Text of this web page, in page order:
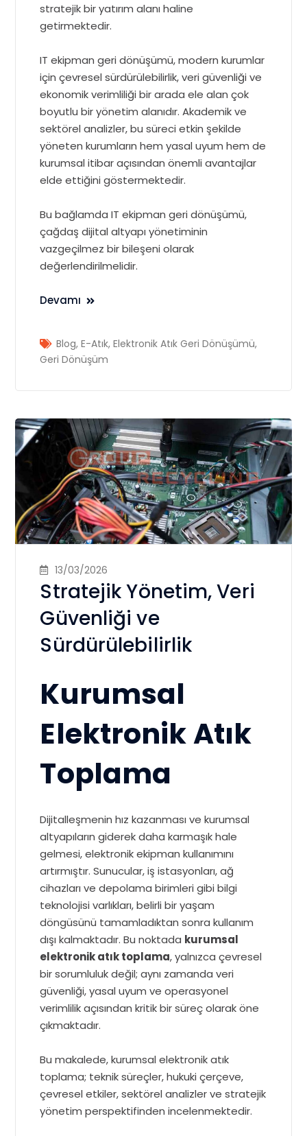
stratejik bir yatırım alanı haline
getirmektedir.
IT ekipman geri dönüşümü, modern kurumlar
için çevresel sürdürülebilirlik, veri güvenliği ve
ekonomik verimliliği bir arada ele alan çok
boyutlu bir yönetim alanıdır. Akademik ve
sektörel analizler, bu süreci etkin şekilde
yöneten kurumların hem yasal uyum hem de
kurumsal itibar açısından önemli avantajlar
elde ettiğini göstermektedir.
Bu bağlamda IT ekipman geri dönüşümü,
çağdaş dijital altyapı yönetiminin
vazgeçilmez bir bileşeni olarak
değerlendirilmelidir.
Devamı
Blog,E-Atık,Elektronik Atık Geri Dönüşümü,
Geri Dönüşüm
13/03/2026
Stratejik Yönetim, Veri
Güvenliği ve
Sürdürülebilirlik
Kurumsal
Elektronik Atık
Toplama
Dijitalleşmenin hız kazanması ve kurumsal
altyapıların giderek daha karmaşık hale
gelmesi, elektronik ekipman kullanımını
artırmıştır. Sunucular, iş istasyonları, ağ
cihazları ve depolama birimleri gibi bilgi
teknolojisi varlıkları, belirli bir yaşam
döngüsünü tamamladıktan sonra kullanım
dışı kalmaktadır. Bu noktada kurumsal
elektronik atık toplama, yalnızca çevresel
bir sorumluluk değil; aynı zamanda veri
güvenliği, yasal uyum ve operasyonel
verimlilik açısından kritik bir süreç olarak öne
çıkmaktadır.
Bu makalede, kurumsal elektronik atık
toplama; teknik süreçler, hukuki çerçeve,
çevresel etkiler, sektörel analizler ve stratejik
yönetim perspektifinden incelenmektedir.